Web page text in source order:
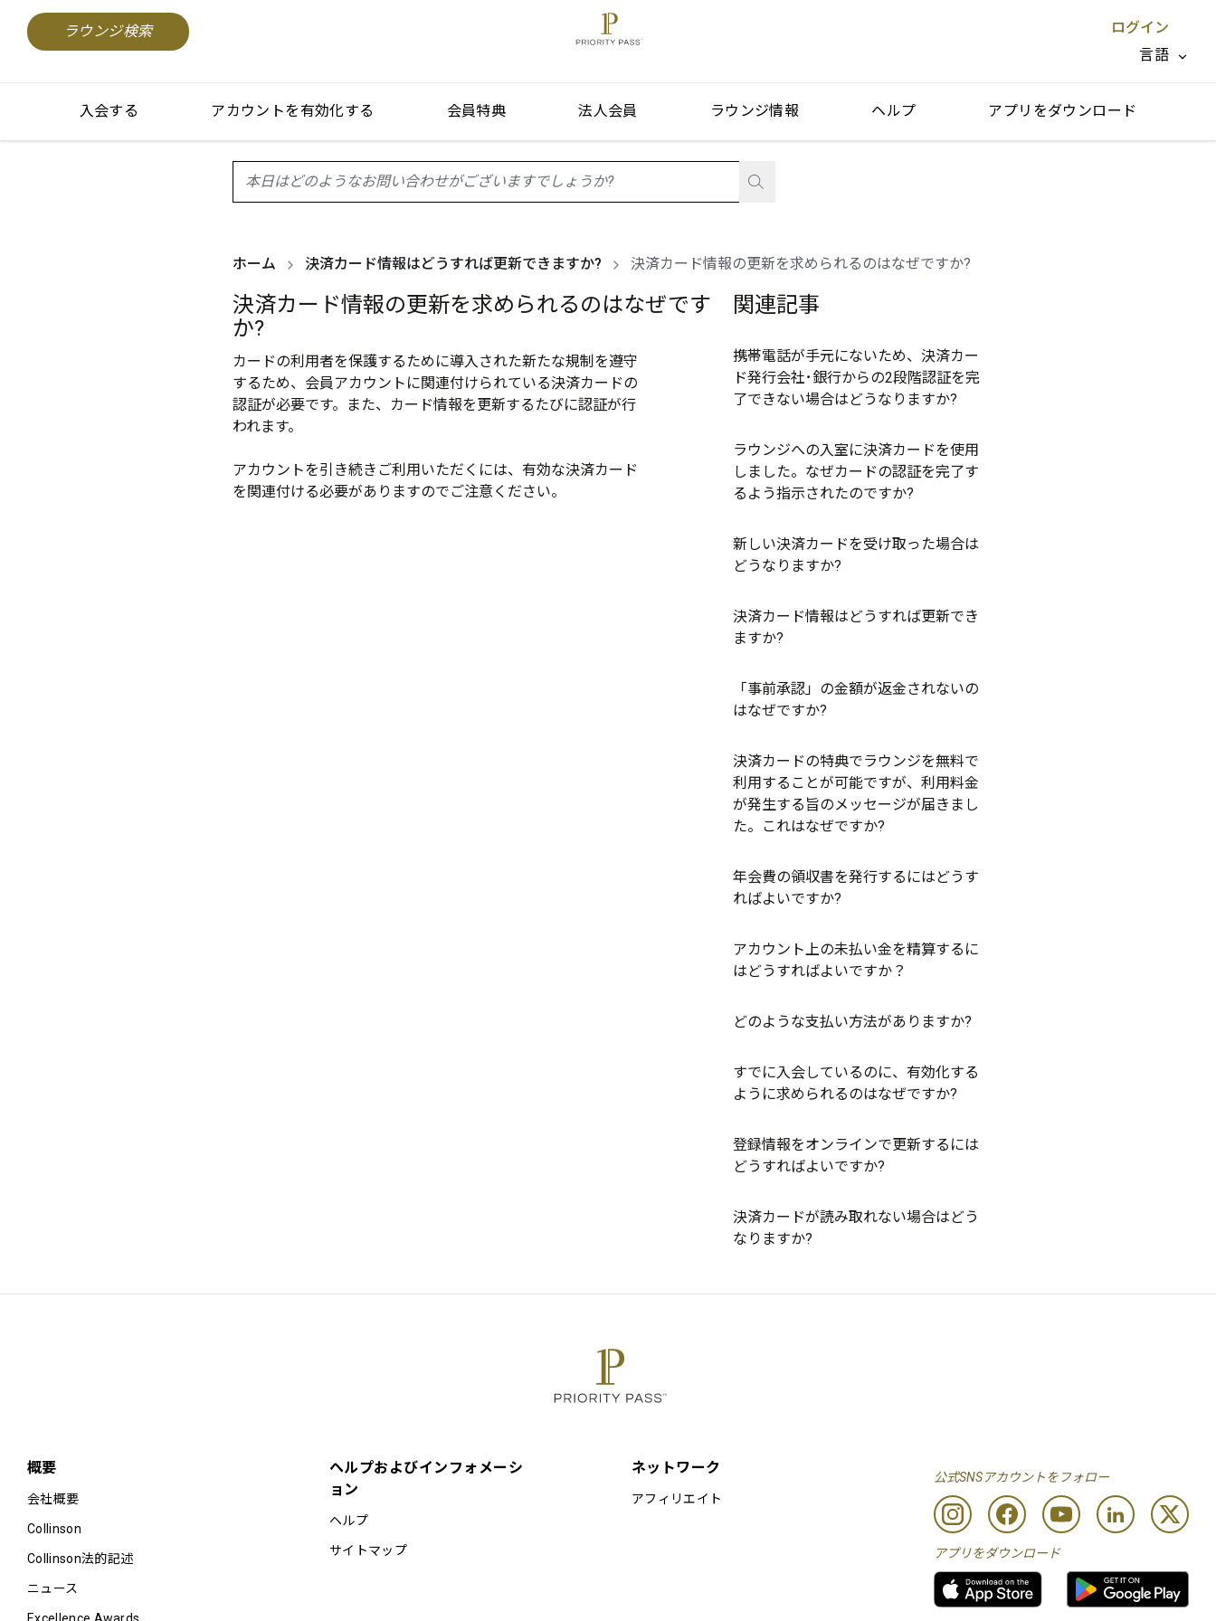
ラウンジ検索
ログイン
言語
閉じる X
入会する アカウントを有効化する 会員特典 法人会員 ラウンジ情報 ヘルプ アプリをダウンロード
ホーム 決済カード情報はどうすれば更新できますか? 決済カード情報の更新を求められるのはなぜですか?
決済カード情報の更新を求められるのはなぜです
か?
カードの利用者を保護するために導入された新たな規制を遵守
するため、会員アカウントに関連付けられている決済カードの
認証が必要です。また、カード情報を更新するたびに認証が行
われます。
アカウントを引き続きご利用いただくには、有効な決済カード
を関連付ける必要がありますのでご注意ください。
関連記事
携帯電話が手元にないため、決済カー
ド発行会社･銀行からの2段階認証を完
了できない場合はどうなりますか?
ラウンジへの入室に決済カードを使用
しました。なぜカードの認証を完了す
るよう指示されたのですか?
新しい決済カードを受け取った場合は
どうなりますか?
決済カード情報はどうすれば更新でき
ますか?
「事前承認」の金額が返金されないの
はなぜですか?
決済カードの特典でラウンジを無料で
利用することが可能ですが、利用料金
が発生する旨のメッセージが届きまし
た。これはなぜですか?
年会費の領収書を発行するにはどうす
ればよいですか?
アカウント上の未払い金を精算するに
はどうすればよいですか？
どのような支払い方法がありますか?
すでに入会しているのに、有効化する
ように求められるのはなぜですか?
登録情報をオンラインで更新するには
どうすればよいですか?
決済カードが読み取れない場合はどう
なりますか?
概要
会社概要
Collinson
Collinson法的記述
ニュース
ヘルプおよびインフォメーシ
ョン
ヘルプ
サイトマップ
ネットワーク
アフィリエイト
公式SNSアカウントをフォロー
アプリをダウンロード